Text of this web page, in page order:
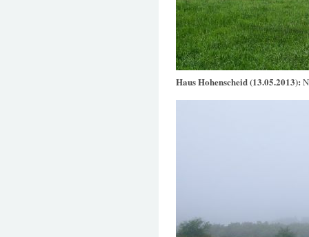
Haus Hohenscheid (13.05.2013):